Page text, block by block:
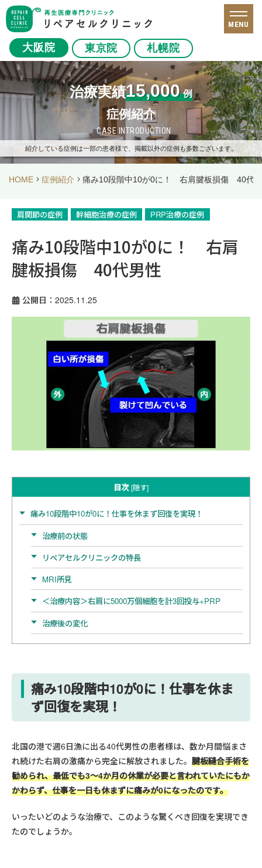
大阪院 東京院 札幌院
MENU
治療実績15,000 例
症例紹介
CASE INTRODUCTION
紹介している症例は一部の患者様で、掲載以外の症例も多数ございます。
HOME 症例紹介 痛み10段階中10が0に！ 右肩腱板損傷 40代
肩関節の症例 幹細胞治療の症例 PRP治療の症例
痛み10段階中10が0に！ 右肩
腱板損傷 40代男性
公開日：2025.11.25
目次 [隠す]
痛み10段階中10が0に！仕事を休まず回復を実現！
治療前の状態
リペアセルクリニックの特長
MRI所見
＜治療内容＞右肩に5000万個細胞を計3回投与+PRP
治療後の変化
痛み10段階中10が0に！仕事を休ま
ず回復を実現！
北国の港で週6日漁に出る40代男性の患者様は、数か月間悩まさ
れ続けた右肩の激痛から完全に解放されました。 腱板縫合手術を
勧められ、最低でも3〜4か月の休業が必要と言われていたにもか
かわらず、仕事を一日も休まずに痛みが0になったのです。
いったいどのような治療で、このような驚くべき回復を実現でき
たのでしょうか。